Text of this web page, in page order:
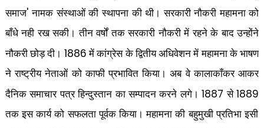
समाज'नामक संस्थाओं की स्थापना की थी। सरकारी नौकरी महामना को
बाँधे नही रख सकी। तीन वर्षों तक सरकारी नौकरी में रहने के बाद उन्होंने
नौकरी छोड़ दी। 1886 में कांग्रेस के द्वितीय अधिवेशन में महामना के भाषण
ने राष्ट्रीय नेताओं को काफी प्रभावित किया। अब वे कालाकाँकर आकर
दैनिक समाचार पत्र हिन्दुस्तान का सम्पादन करने लगे।1887 से1889
तक इस कार्य को सफलता पूर्वक किया। महामना की बहुमुखी प्रतिभा इसी